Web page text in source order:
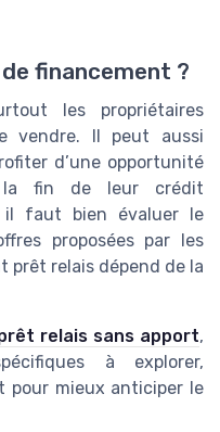
financement ?
les propriétaires
vendre. Il peut aussi
d’une opportunité
la fin de leur crédit
il faut bien évaluer le
proposées par les
prêt relais dépend de la
relais sans apport,
à explorer,
pour mieux anticiper le